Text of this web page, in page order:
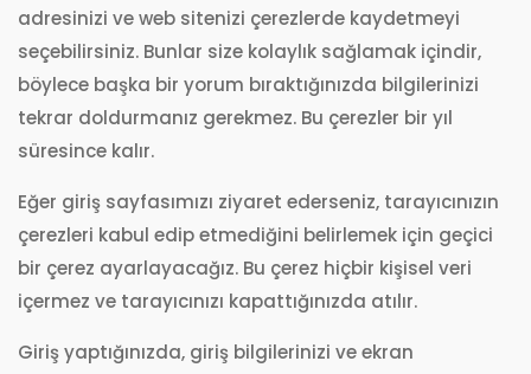
adresinizi ve web sitenizi çerezlerde kaydetmeyi
seçebilirsiniz. Bunlar size kolaylık sağlamak içindir,
böylece başka bir yorum bıraktığınızda bilgilerinizi
tekrar doldurmanız gerekmez. Bu çerezler bir yıl
süresince kalır.
Eğer giriş sayfasımızı ziyaret ederseniz, tarayıcınızın
çerezleri kabul edip etmediğini belirlemek için geçici
bir çerez ayarlayacağız. Bu çerez hiçbir kişisel veri
içermez ve tarayıcınızı kapattığınızda atılır.
Giriş yaptığınızda, giriş bilgilerinizi ve ekran